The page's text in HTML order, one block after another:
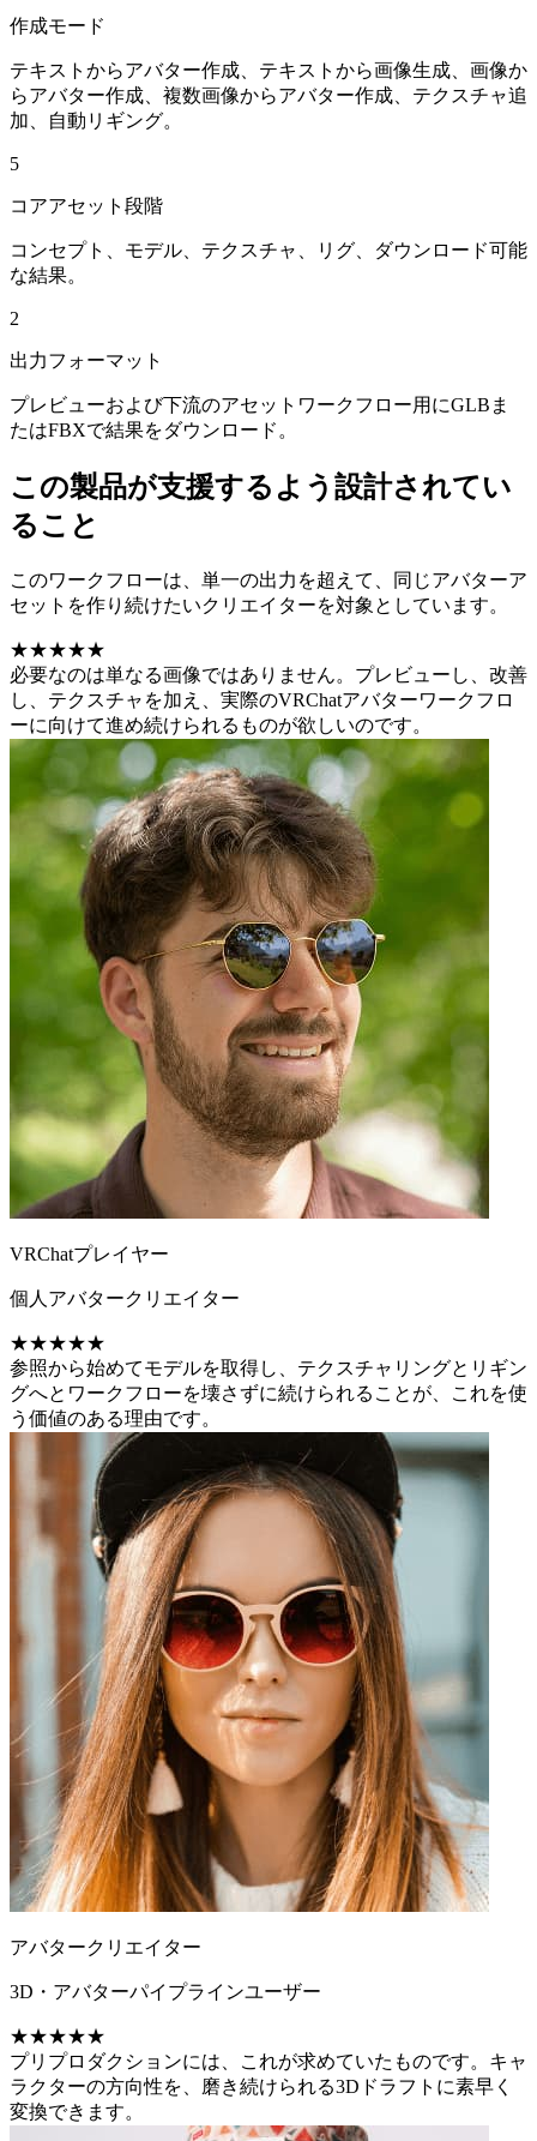
作成モード
テキストからアバター作成、テキストから画像生成、画像か
らアバター作成、複数画像からアバター作成、テクスチャ追
加、自動リギング。
5
コアアセット段階
コンセプト、モデル、テクスチャ、リグ、ダウンロード可能
な結果。
2
出力フォーマット
プレビューおよび下流のアセットワークフロー用にGLBま
たはFBXで結果をダウンロード。
この製品が支援するよう設計されてい
ること
このワークフローは、単一の出力を超えて、同じアバターア
セットを作り続けたいクリエイターを対象としています。
★★★★★
必要なのは単なる画像ではありません。プレビューし、改善
し、テクスチャを加え、実際のVRChatアバターワークフロ
ーに向けて進め続けられるものが欲しいのです。
VRChatプレイヤー
個人アバタークリエイター
★★★★★
参照から始めてモデルを取得し、テクスチャリングとリギン
グへとワークフローを壊さずに続けられることが、これを使
う価値のある理由です。
アバタークリエイター
3D・アバターパイプラインユーザー
★★★★★
プリプロダクションには、これが求めていたものです。キャ
ラクターの方向性を、磨き続けられる3Dドラフトに素早く
変換できます。